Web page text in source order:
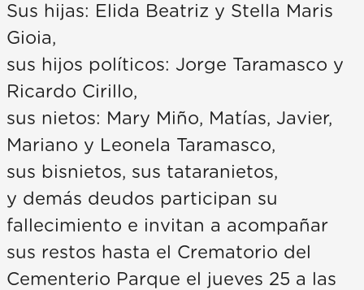
Sus hijas: Elida Beatriz y Stella Maris
Gioia,
sus hijos políticos: Jorge Taramasco y
Ricardo Cirillo,
sus nietos: Mary Miño, Matías, Javier,
Mariano y Leonela Taramasco,
sus bisnietos, sus tataranietos,
y demás deudos participan su
fallecimiento e invitan a acompañar
sus restos hasta el Crematorio del
Cementerio Parque el jueves 25 a las